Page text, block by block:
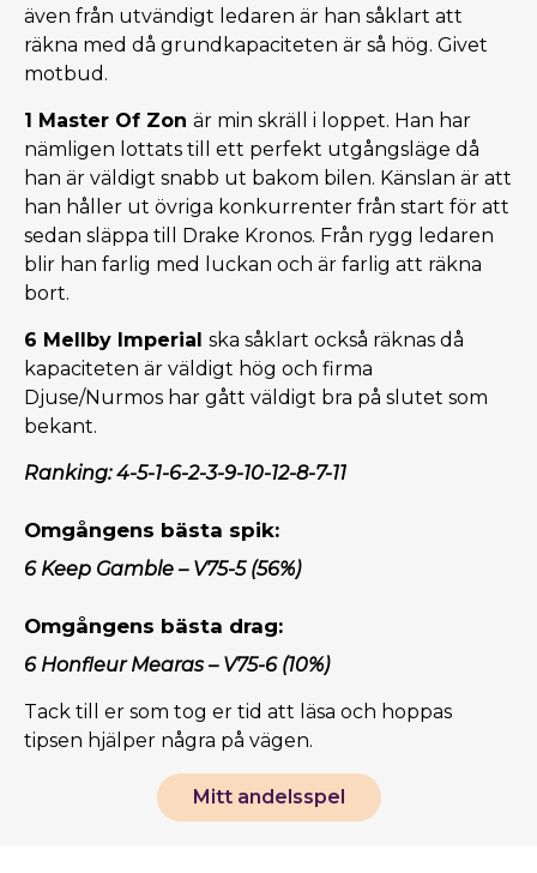
även från utvändigt ledaren är han såklart att
räkna med då grundkapaciteten är så hög. Givet
motbud.
1 Master Of Zon är min skräll i loppet. Han har
nämligen lottats till ett perfekt utgångsläge då
han är väldigt snabb ut bakom bilen. Känslan är att
han håller ut övriga konkurrenter från start för att
sedan släppa till Drake Kronos. Från rygg ledaren
blir han farlig med luckan och är farlig att räkna
bort.
6 Mellby Imperial ska såklart också räknas då
kapaciteten är väldigt hög och firma
Djuse/Nurmos har gått väldigt bra på slutet som
bekant.
Ranking: 4-5-1-6-2-3-9-10-12-8-7-11
Omgångens bästa spik:
6 Keep Gamble – V75-5 (56%)
Omgångens bästa drag:
6 Honfleur Mearas – V75-6 (10%)
Tack till er som tog er tid att läsa och hoppas
tipsen hjälper några på vägen.
Mitt andelsspel